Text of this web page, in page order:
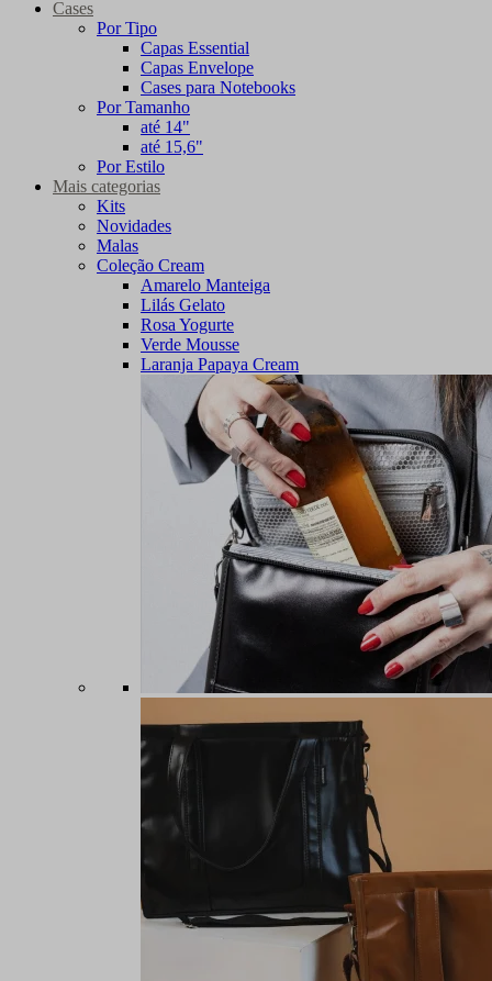
Cases
Por Tipo
Capas Essential
Capas Envelope
Cases para Notebooks
Por Tamanho
até 14"
até 15,6"
Por Estilo
Mais categorias
Kits
Novidades
Malas
Coleção Cream
Amarelo Manteiga
Lilás Gelato
Rosa Yogurte
Verde Mousse
Laranja Papaya Cream